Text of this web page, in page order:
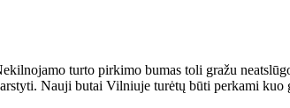
turto pirkimo bumas toli gražu
Nauji butai Vilniuje turėtų būti perkami